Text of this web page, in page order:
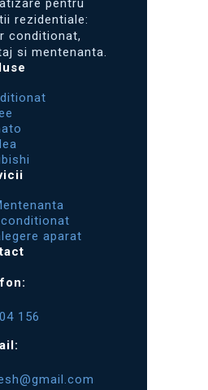
pentru
rezidentiale:
conditionat,
si mentenanta.
aparat
156